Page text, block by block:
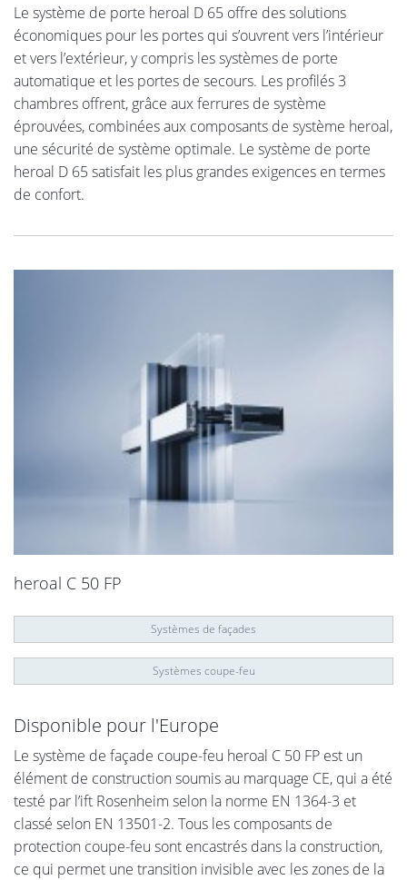
Le système de porte heroal D 65 offre des solutions
économiques pour les portes qui s’ouvrent vers l’intérieur
et vers l’extérieur, y compris les systèmes de porte
automatique et les portes de secours. Les profilés 3
chambres offrent, grâce aux ferrures de système
éprouvées, combinées aux composants de système heroal,
une sécurité de système optimale. Le système de porte
heroal D 65 satisfait les plus grandes exigences en termes
de confort.
heroal C 50 FP
Systèmes de façades
Systèmes coupe-feu
Disponible pour l'Europe
Le système de façade coupe-feu heroal C 50 FP est un
élément de construction soumis au marquage CE, qui a été
testé par l’ift Rosenheim selon la norme EN 1364-3 et
classé selon EN 13501-2. Tous les composants de
protection coupe-feu sont encastrés dans la construction,
ce qui permet une transition invisible avec les zones de la